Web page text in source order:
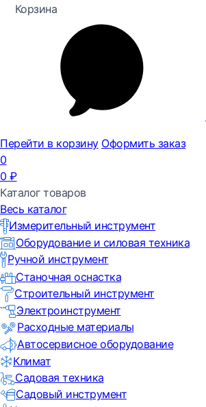
Корзина
Перейти в корзину Оформить заказ
0
0 ₽
Каталог товаров
Весь каталог
Измерительный инструмент
Оборудование и силовая техника
Ручной инструмент
Станочная оснастка
Строительный инструмент
Электроинструмент
Расходные материалы
Автосервисное оборудование
Климат
Садовая техника
Садовый инструмент